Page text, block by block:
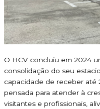
O HCV concluiu em 2024
consolidação do seu
capacidade de receber até
pensada para atender à
visitantes e profissionais,